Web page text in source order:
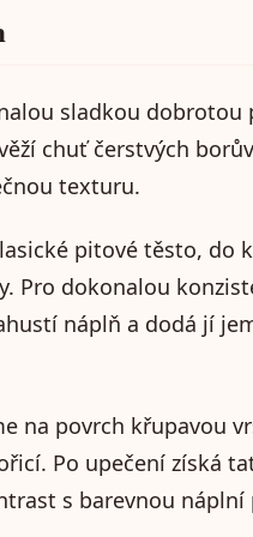
sladkou dobrotou
chuť čerstvých
texturu.
pitové těsto, do
Pro dokonalou
náplň a dodá jí
na povrch křupavou
Po upečení získá
s barevnou náplní